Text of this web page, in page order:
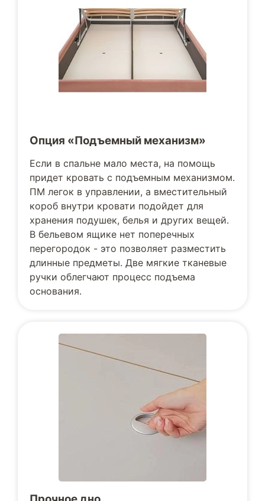
Опция «Подъемный механизм»
Если в спальне мало места, на помощь
придет кровать с подъемным механизмом.
ПМ легок в управлении, а вместительный
короб внутри кровати подойдет для
хранения подушек, белья и других вещей.
В бельевом ящике нет поперечных
перегородок - это позволяет разместить
длинные предметы. Две мягкие тканевые
ручки облегчают процесс подъема
основания.